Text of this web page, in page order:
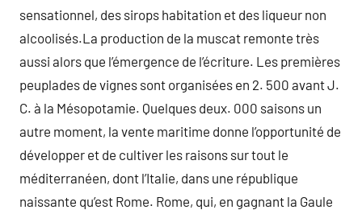
sensationnel, des sirops habitation et des liqueur non
alcoolisés.La production de la muscat remonte très
aussi alors que l’émergence de l’écriture. Les premières
peuplades de vignes sont organisées en 2. 500 avant J.
C. à la Mésopotamie. Quelques deux. 000 saisons un
autre moment, la vente maritime donne l’opportunité de
développer et de cultiver les raisons sur tout le
méditerranéen, dont l’Italie, dans une république
naissante qu’est Rome. Rome, qui, en gagnant la Gaule